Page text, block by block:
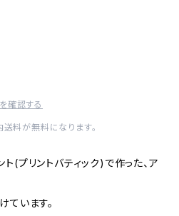
確認する
料が無料になります。
(プリントバティック)で作った、ア
ています。